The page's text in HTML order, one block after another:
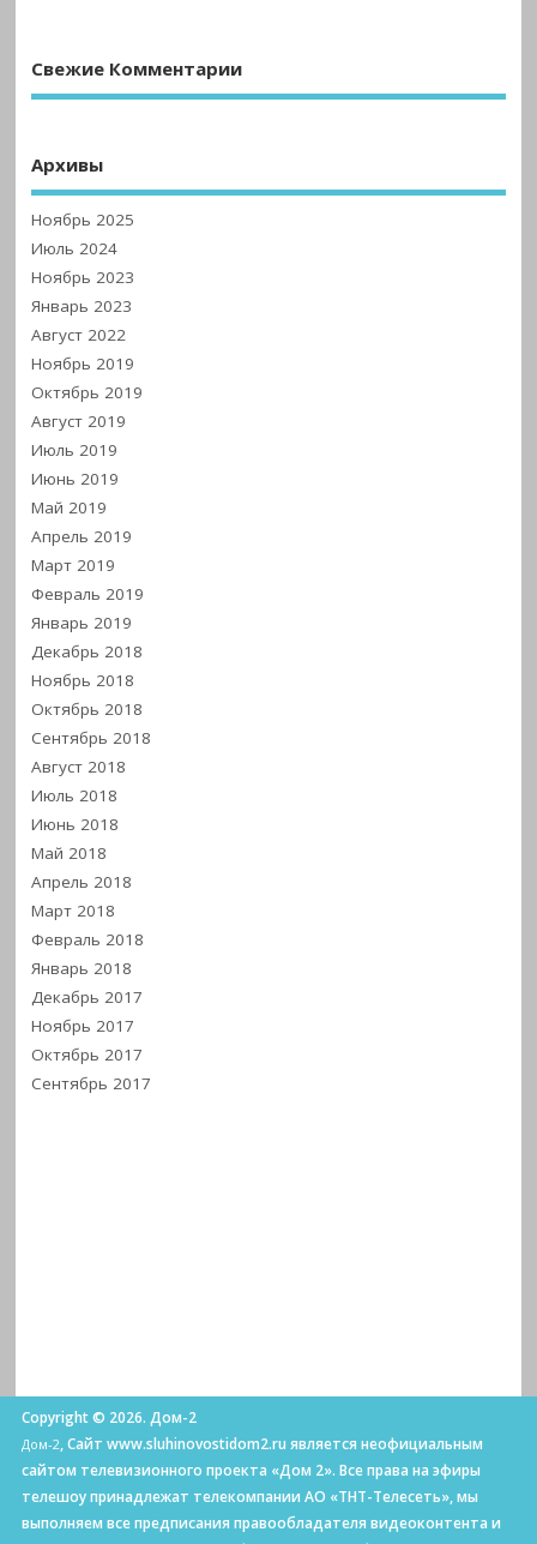
Свежие Комментарии
Архивы
Ноябрь 2025
Июль 2024
Ноябрь 2023
Январь 2023
Август 2022
Ноябрь 2019
Октябрь 2019
Август 2019
Июль 2019
Июнь 2019
Май 2019
Апрель 2019
Март 2019
Февраль 2019
Январь 2019
Декабрь 2018
Ноябрь 2018
Октябрь 2018
Сентябрь 2018
Август 2018
Июль 2018
Июнь 2018
Май 2018
Апрель 2018
Март 2018
Февраль 2018
Январь 2018
Декабрь 2017
Ноябрь 2017
Октябрь 2017
Сентябрь 2017
Copyright © 2026. Дом-2
Дом-2, Сайт www.sluhinovostidom2.ru является неофициальным
сайтом телевизионного проекта «Дом 2». Все права на эфиры
телешоу принадлежат телекомпании АО «ТНТ-Телесеть», мы
выполняем все предписания правообладателя видеоконтента и